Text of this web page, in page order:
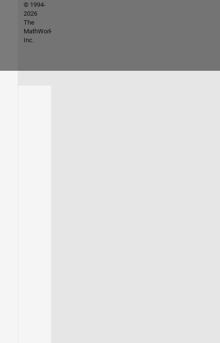
© 1994-
2026
The
MathWorks,
Inc.